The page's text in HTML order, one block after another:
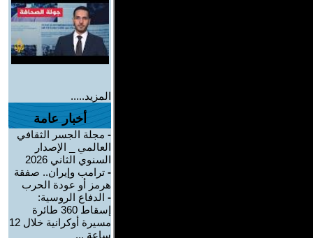
المزيد.....
أخبار عامة
- مجلة الجسر الثقافي
العالمي _ الإصدار
السنوي الثاني 2026
- ترامب وإيران.. صفقة
هرمز أو عودة الحرب
- الدفاع الروسية:
إسقاط 360 طائرة
مسيرة أوكرانية خلال 12
ساعة ...